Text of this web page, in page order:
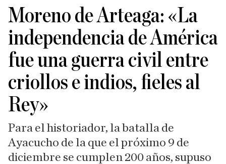
Moreno de Arteaga: «La
independencia de América
fue una guerra civil entre
criollos e indios, fieles al
Rey»
Para el historiador, la batalla de
Ayacucho de la que el próximo 9 de
diciembre se cumplen 200 años, supuso